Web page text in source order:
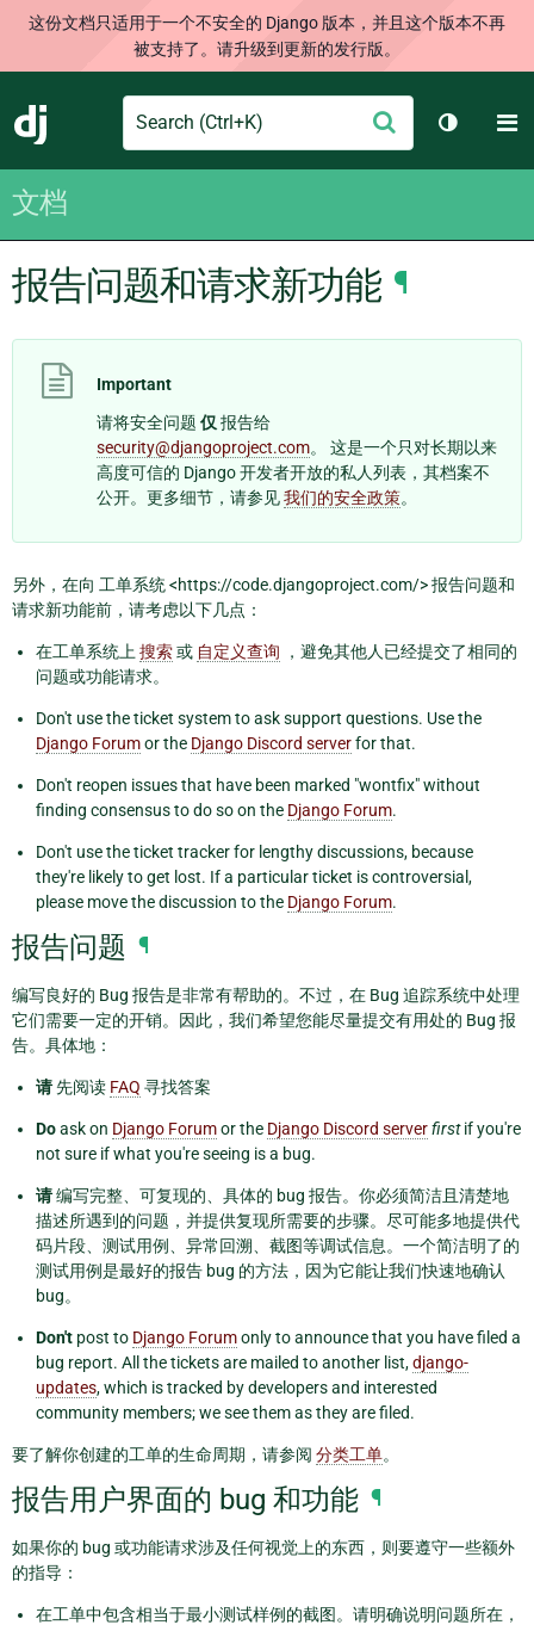
这份文档只适用于一个不安全的 Django 版本，并且这个版本不再
被支持了。请升级到更新的发行版。
Django
Search
交
切换主
文档
报告问题和请求新功能 ¶
Important
请将安全问题 仅 报告给
security@djangoproject.com。 这是一个只对长期以来
高度可信的 Django 开发者开放的私人列表，其档案不
公开。更多细节，请参见我们的安全政策。
另外，在向 工单系统 <https://code.djangoproject.com/> 报告问题和
请求新功能前，请考虑以下几点：
在工单系统上 搜索或 自定义查询 ，避免其他人已经提交了相同的
问题或功能请求。
Don't use the ticket system to ask support questions. Use the
Django Forumor the Django Discord serverfor that.
Don't reopen issues that have been marked "wontfix" without
finding consensus to do so on the Django Forum.
Don't use the ticket tracker for lengthy discussions, because
they're likely to get lost. If a particular ticket is controversial,
please move the discussion to the Django Forum.
报告问题 ¶
编写良好的 Bug 报告是非常有帮助的。不过，在 Bug 追踪系统中处理
它们需要一定的开销。因此，我们希望您能尽量提交有用处的 Bug 报
告。具体地：
请先阅读 FAQ 寻找答案
Doask on Django Forumor the Django Discord serverfirstif you're
not sure if what you're seeing is a bug.
请编写完整、可复现的、具体的 bug 报告。你必须简洁且清楚地
描述所遇到的问题，并提供复现所需要的步骤。尽可能多地提供代
码片段、测试用例、异常回溯、截图等调试信息。一个简洁明了的
测试用例是最好的报告 bug 的方法，因为它能让我们快速地确认
bug。
Don't post to Django Forumonly to announce that you have filed a
bug report. All the tickets are mailed to another list,django-
updates, which is tracked by developers and interested
community members; we see them as they are filed.
要了解你创建的工单的生命周期，请参阅 分类工单。
报告用户界面的 bug 和功能 ¶
如果你的 bug 或功能请求涉及任何视觉上的东西，则要遵守一些额外
的指导：
在工单中包含相当于最小测试样例的截图。请明确说明问题所在，